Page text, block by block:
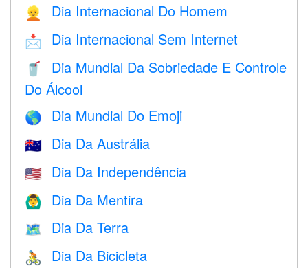
👱 Dia Internacional Do Homem
📩 Dia Internacional Sem Internet
🥤
Dia Mundial Da Sobriedade E Controle
Do Álcool
🌎 Dia Mundial Do Emoji
🇦🇺 Dia Da Austrália
🇺🇸 Dia Da Independência
🙆‍♂️ Dia Da Mentira
🗺️ Dia Da Terra
🚴 Dia Da Bicicleta